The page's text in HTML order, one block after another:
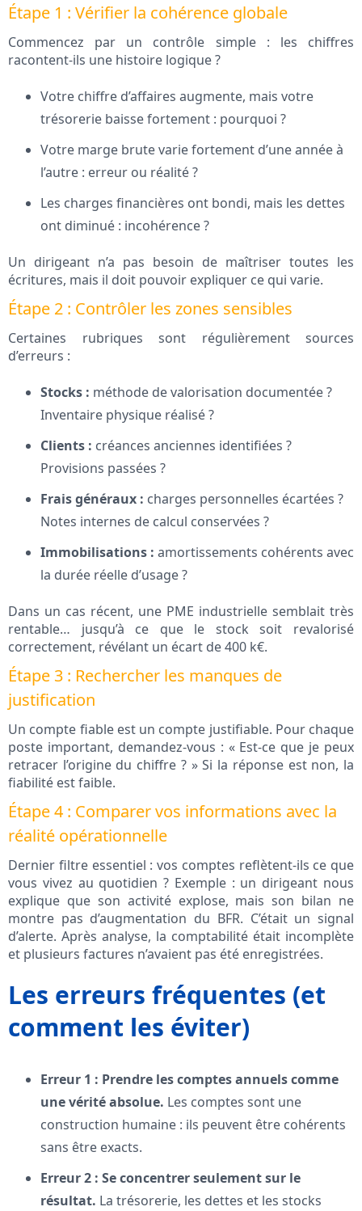
Étape 1 : Vérifier la cohérence globale
Commencez par un contrôle simple : les chiffres
racontent-ils une histoire logique ?
Votre chiffre d’affaires augmente, mais votre
trésorerie baisse fortement : pourquoi ?
Votre marge brute varie fortement d’une année à
l’autre : erreur ou réalité ?
Les charges financières ont bondi, mais les dettes
ont diminué : incohérence ?
Un dirigeant n’a pas besoin de maîtriser toutes les
écritures, mais il doit pouvoir expliquer ce qui varie.
Étape 2 : Contrôler les zones sensibles
Certaines rubriques sont régulièrement sources
d’erreurs :
Stocks : méthode de valorisation documentée ?
Inventaire physique réalisé ?
Clients : créances anciennes identifiées ?
Provisions passées ?
Frais généraux : charges personnelles écartées ?
Notes internes de calcul conservées ?
Immobilisations : amortissements cohérents avec
la durée réelle d’usage ?
Dans un cas récent, une PME industrielle semblait très
rentable… jusqu’à ce que le stock soit revalorisé
correctement, révélant un écart de 400 k€.
Étape 3 : Rechercher les manques de
justification
Un compte fiable est un compte justifiable. Pour chaque
poste important, demandez-vous : « Est-ce que je peux
retracer l’origine du chiffre ? » Si la réponse est non, la
fiabilité est faible.
Étape 4 : Comparer vos informations avec la
réalité opérationnelle
Dernier filtre essentiel : vos comptes reflètent-ils ce que
vous vivez au quotidien ? Exemple : un dirigeant nous
explique que son activité explose, mais son bilan ne
montre pas d’augmentation du BFR. C’était un signal
d’alerte. Après analyse, la comptabilité était incomplète
et plusieurs factures n’avaient pas été enregistrées.
Les erreurs fréquentes (et
comment les éviter)
Erreur 1 : Prendre les comptes annuels comme
une vérité absolue. Les comptes sont une
construction humaine : ils peuvent être cohérents
sans être exacts.
Erreur 2 : Se concentrer seulement sur le
résultat. La trésorerie, les dettes et les stocks